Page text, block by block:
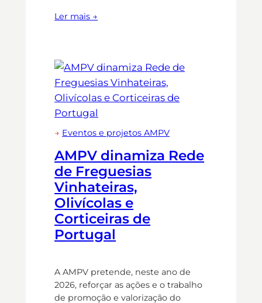
Ler mais →
→ Eventos e projetos AMPV
AMPV dinamiza Rede
de Freguesias
Vinhateiras,
Olivícolas e
Corticeiras de
Portugal
A AMPV pretende, neste ano de
2026, reforçar as ações e o trabalho
de promoção e valorização do